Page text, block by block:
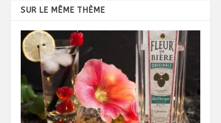
SUR LE MÊME THÈME